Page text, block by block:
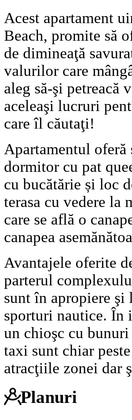
Acest apartament
Beach, promite să
de dimineaţă
valurilor care
aleg să-şi petreacă
aceleaşi lucruri
care îl căutaţi!
Apartamentul
dormitor cu pat
cu bucătărie și loc
terasa cu vedere la
care se află o
canapea
Avantajele oferite
parterul
sunt în apropiere şi
sporturi nautice. În
un chioşc cu bunuri
taxi sunt chiar
atracţiile zonei dar
Planuri